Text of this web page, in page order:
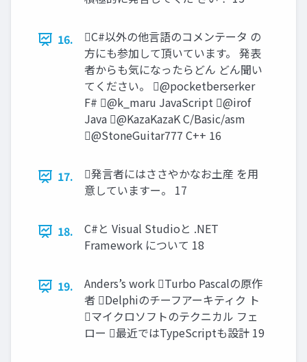
16.
C#以外の他言語のコメンテータ の
方にも参加して頂いています。 発表
者からも気になったらどん どん聞い
てください。 @pocketberserker
F# @k_maru JavaScript @irof
Java @KazaKazaK C/Basic/asm
@StoneGuitar777 C++ 16
17.
発言者にはささやかなお土産 を用
意していますー。 17
18.
C#と Visual Studioと .NET
Framework について 18
19.
Anders’s work Turbo Pascalの原作
者 Delphiのチーフアーキティク ト
マイクロソフトのテクニカル フェ
ロー 最近ではTypeScriptも設計 19